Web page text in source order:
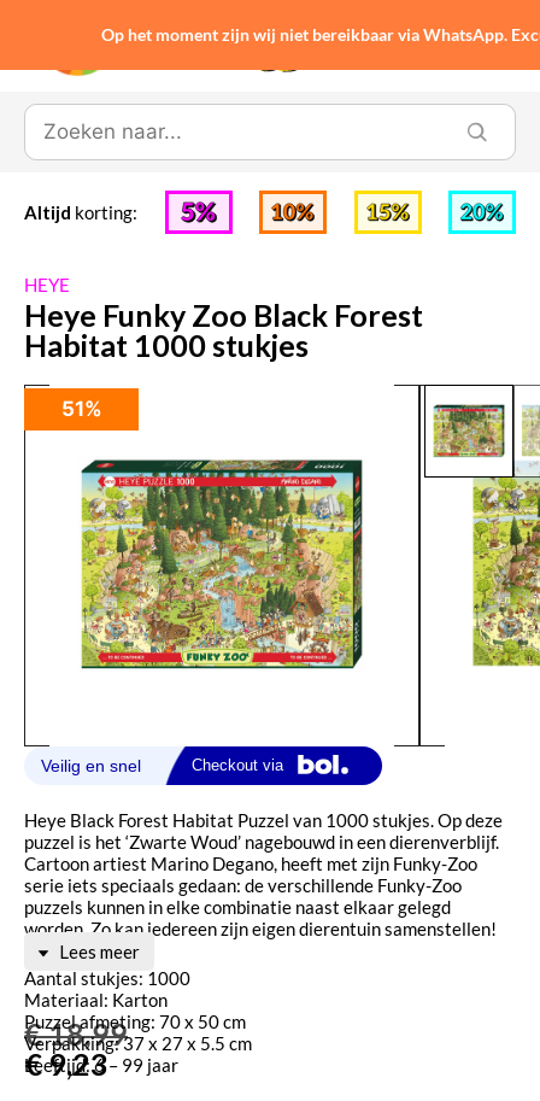
Altijd korting:
Heye Black Forest Habitat Puzzel van 1000 stukjes. Op deze
puzzel is het ‘Zwarte Woud’ nagebouwd in een dierenverblijf.
Cartoon artiest Marino Degano, heeft met zijn Funky-Zoo
serie iets speciaals gedaan: de verschillende Funky-Zoo
puzzels kunnen in elke combinatie naast elkaar gelegd
worden. Zo kan iedereen zijn eigen dierentuin samenstellen!
Aantal stukjes: 1000
Materiaal: Karton
Puzzel afmeting: 70 x 50 cm
Verpakking: 37 x 27 x 5.5 cm
Leeftijd: 6 – 99 jaar
Lees meer
€18,99
€9,23
HEYE
Heye Funky Zoo Black Forest
Habitat 1000 stukjes
51%
Op het moment zijn wij niet bereikbaar via WhatsApp.